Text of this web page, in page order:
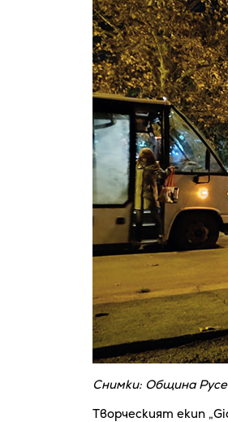
Снимки: Община Русе
Творческият екип